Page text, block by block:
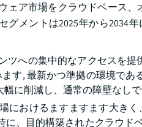
ア市場をクラウドベース
メントは2025年から2034
への集中的なアクセスを
す, 最新かつ準拠の環境で
に削減し、通常の障壁なし
におけるますますます大き
、目的構築されたクラウド